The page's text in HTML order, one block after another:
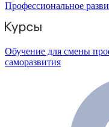
Профессиональное
Обучение для смены
саморазвития